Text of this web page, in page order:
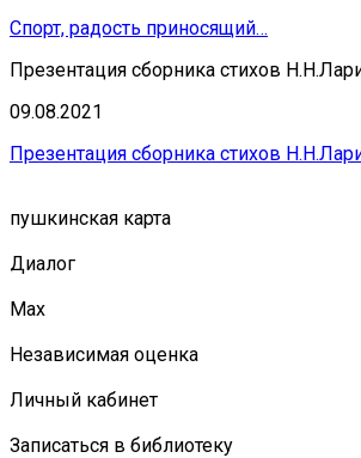
Спорт, радость приносящий…
Презентация сборника стихов
09.08.2021
Презентация сборника стихов
пушкинская карта
Диалог
Мах
Независимая оценка
Личный кабинет
Записаться в библиотеку